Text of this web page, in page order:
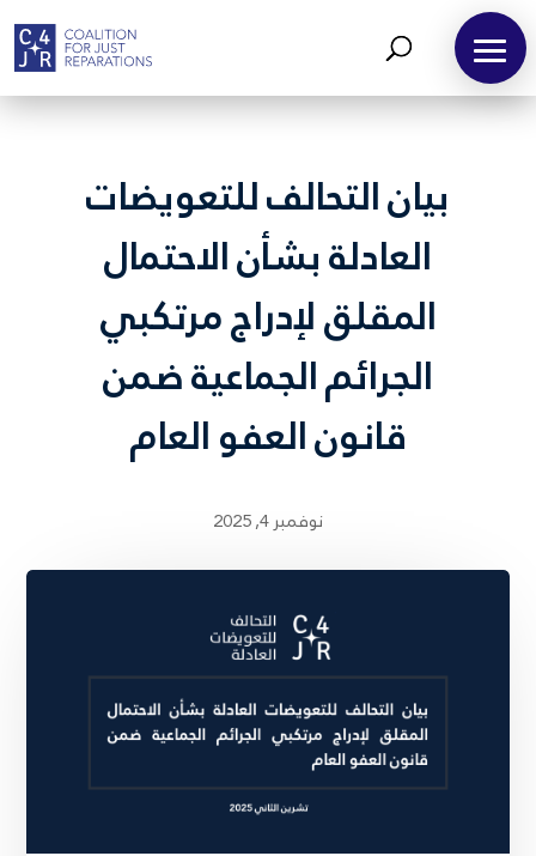
بيان التحالف للتعويضات
العادلة بشأن الاحتمال
المقلق لإدراج مرتكبي
الجرائم الجماعية ضمن
قانون العفو العام
نوفمبر 4, 2025